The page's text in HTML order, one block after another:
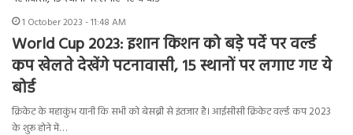
1 October 2023 - 11:48 AM
World Cup 2023: इशान किशन को बड़े पर्दे पर वर्ल्ड
कप खेलते देखेंगे पटनावासी, 15 स्थानों पर लगाए गए ये
बोर्ड
क्रिकेट के महाकुंभ यानी कि सभी को बेसब्री से इंतजार है। आईसीसी क्रिकेट वर्ल्ड कप 2023
के शुरू होने में…